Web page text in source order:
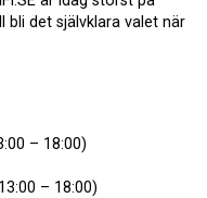
bli det självklara valet när
– 18:00)
– 18:00)